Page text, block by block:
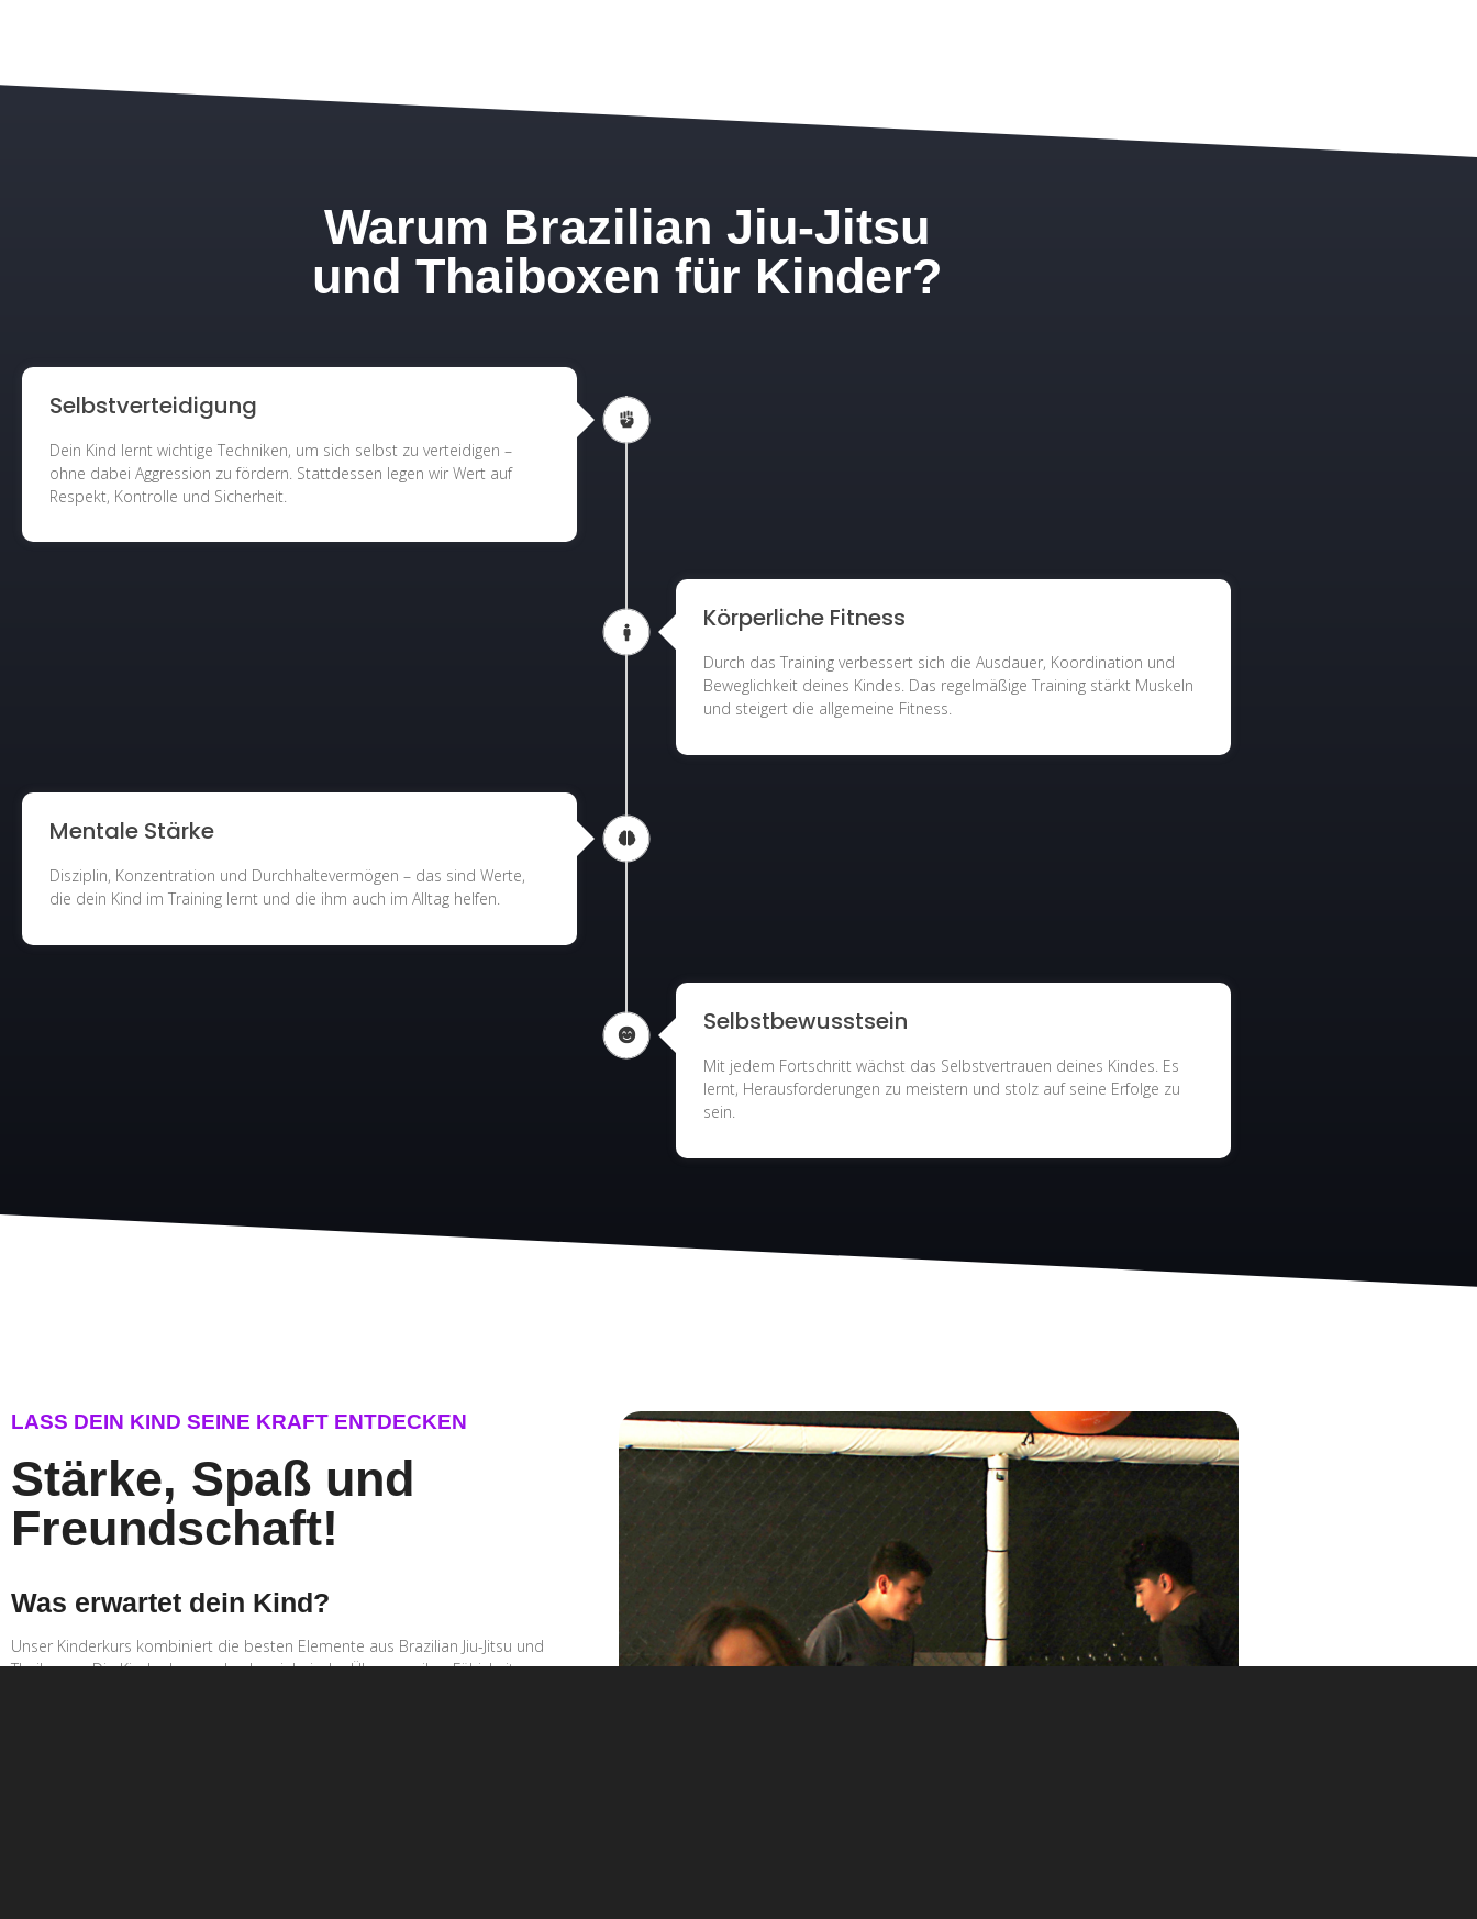
Warum Brazilian Jiu-Jitsu
und Thaiboxen für Kinder?
Selbstverteidigung
Dein Kind lernt wichtige Techniken, um sich selbst zu verteidigen –
ohne dabei Aggression zu fördern. Stattdessen legen wir Wert auf
Respekt, Kontrolle und Sicherheit.
Körperliche Fitness
Durch das Training verbessert sich die Ausdauer, Koordination und
Beweglichkeit deines Kindes. Das regelmäßige Training stärkt Muskeln
und steigert die allgemeine Fitness.
Mentale Stärke
Disziplin, Konzentration und Durchhaltevermögen – das sind Werte,
die dein Kind im Training lernt und die ihm auch im Alltag helfen.
Selbstbewusstsein
Mit jedem Fortschritt wächst das Selbstvertrauen deines Kindes. Es
lernt, Herausforderungen zu meistern und stolz auf seine Erfolge zu
sein.
LASS DEIN KIND SEINE KRAFT ENTDECKEN
Stärke, Spaß und
Freundschaft!
Was erwartet dein Kind?
Unser Kinderkurs kombiniert die besten Elemente aus Brazilian Jiu-Jitsu und
Thaiboxen. Die Kinder lernen durch spielerische Übungen, ihre Fähigkeiten zu